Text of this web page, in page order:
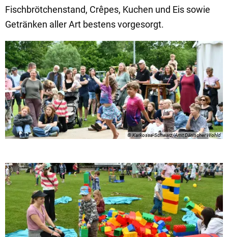
Fischbrötchenstand, Crêpes, Kuchen und Eis sowie
Getränken aller Art bestens vorgesorgt.
© Karkossa-Schwarz/Amt Dänischer Wohld